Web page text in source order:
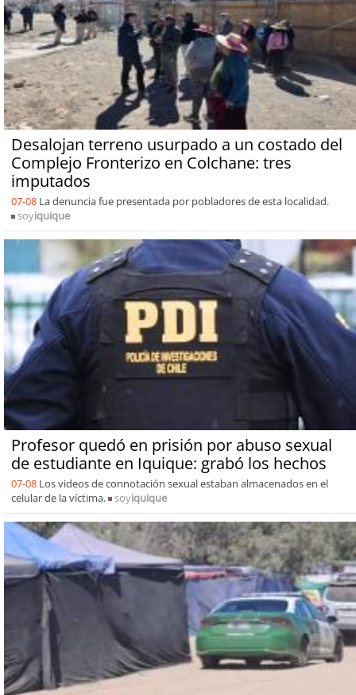
Desalojan terreno usurpado a un costado del
Complejo Fronterizo en Colchane: tres
imputados
07-08 La denuncia fue presentada por pobladores de esta localidad.
soyiquique
Profesor quedó en prisión por abuso sexual
de estudiante en Iquique: grabó los hechos
07-08 Los videos de connotación sexual estaban almacenados en el
celular de la víctima.
soyiquique